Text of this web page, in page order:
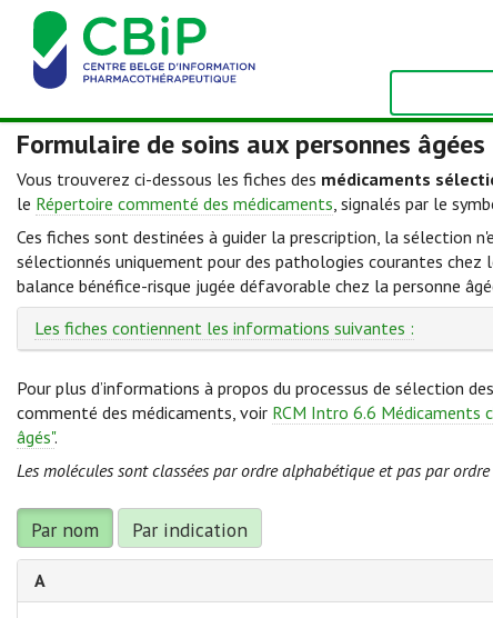
Formulaire de soins aux personnes âgées
Vous trouverez ci-dessous les fiches des médicaments
le Répertoire commenté des médicaments, signalés par le
Ces fiches sont destinées à guider la prescription, la sélection
sélectionnés uniquement pour des pathologies courantes chez
balance bénéfice-risque jugée défavorable chez la personne
Les fiches contiennent les informations suivantes :
Pour plus d’informations à propos du processus de sélection
commenté des médicaments, voir RCM Intro 6.6 Médicaments
âgés".
Les molécules sont classées par ordre alphabétique et pas par
Par nom Par indication
A